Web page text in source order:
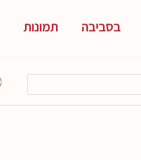
בסביבה תמונות